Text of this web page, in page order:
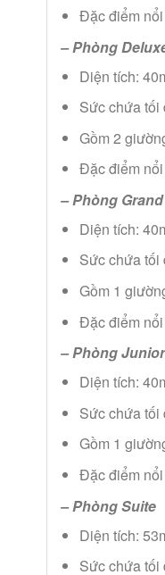
Đặc điểm
– Phòng
Diện tích:
Sức chứa tối
Gồm 2
Đặc điểm
– Phòng
Diện tích:
Sức chứa tối
Gồm 1
Đặc điểm
– Phòng
Diện tích:
Sức chứa tối
Gồm 1
Đặc điểm
– Phòng Suite
Diện tích:
Sức chứa tối